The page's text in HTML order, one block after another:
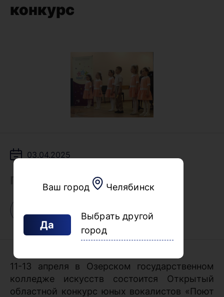
Ваш город Челябинск
Да
Выбрать другой
город
конкурс
03.04.2025
Поделиться
11-13 апреля в Озерском государственном
колледже искусств состоится Открытый
областной конкурс юных вокалистов «Поют